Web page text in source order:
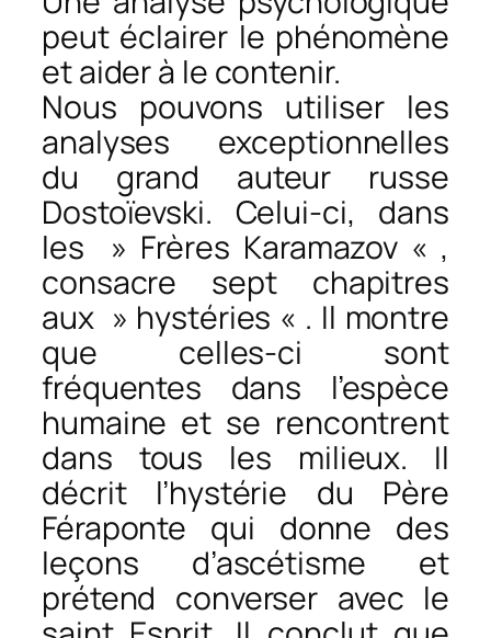
peut éclairer le phénomène
et aider à le contenir.
Nous pouvons utiliser les
analyses exceptionnelles
du grand auteur russe
Dostoïevski. Celui-ci, dans
les » Frères Karamazov « ,
consacre sept chapitres
aux » hystéries « . Il montre
que celles-ci sont
fréquentes dans l’espèce
humaine et se rencontrent
dans tous les milieux. Il
décrit l’hystérie du Père
Féraponte qui donne des
leçons d’ascétisme et
prétend converser avec le